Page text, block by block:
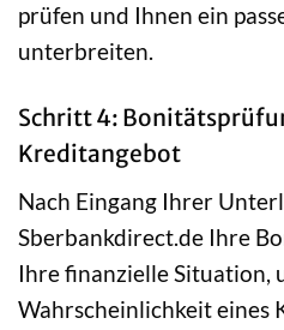
prüfen und Ihnen ein
unterbreiten.
Schritt 4:
Kreditangebot
Nach Eingang Ihrer
Sberbankdirect.de Ihre
Ihre finanzielle Situation,
Wahrscheinlichkeit eines